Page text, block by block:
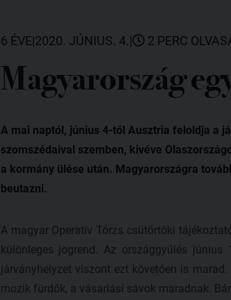
6 ÉVE|2020. JÚNIUS. 4.| 2 PERC
Magyarország
A mai naptól, június 4-től Ausztria feloldja a
szomszédaival szemben, kivéve
a kormány ülése után. Magyarországra
beutazni.
A magyar Operatív Törzs csütörtöki
különleges jogrend. Az országgyűlés június
járványhelyzet viszont ezt követően is
mozik fürdők, a vásárlási sávok maradnak.